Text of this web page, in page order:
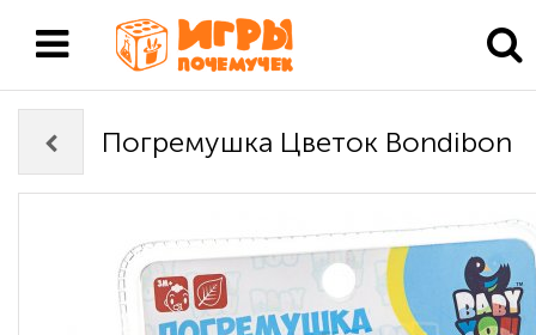
Погремушка Цветок Bondibon